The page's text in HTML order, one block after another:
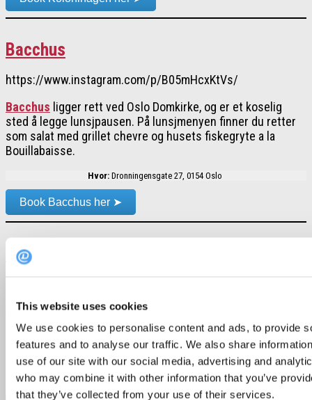
This website uses cookies
We use cookies to personalise content and ads, to provide
features and to analyse our traffic. We also share
use of our site with our social media, advertising and
who may combine it with other information that you’ve
that they’ve collected from your use of their services.
Bacchus
https://www.instagram.com/p/B05mHcxKtVs/
Bacchus ligger rett ved Oslo Domkirke, og er et koselig
sted å legge lunsjpausen. På lunsjmenyen finner du retter
som salat med grillet chevre og husets fiskegryte a la
Bouillabaisse.
Hvor: Dronningensgate 27, 0154 Oslo
Book Bacchus her ➤
Sentralen
Sentralenrestaurant ligger godt plassert i Øvre Slottsgate
3, og serverer en rekke innbydende lunsjretter. Vil du stole
på de dyktige kokkene kan du velge “et sentralt utvalg” til
210,- som består av 2 utvalgte retter fra menyen.
Hvor: Øvre slottsgate 3, 0457 Oslo